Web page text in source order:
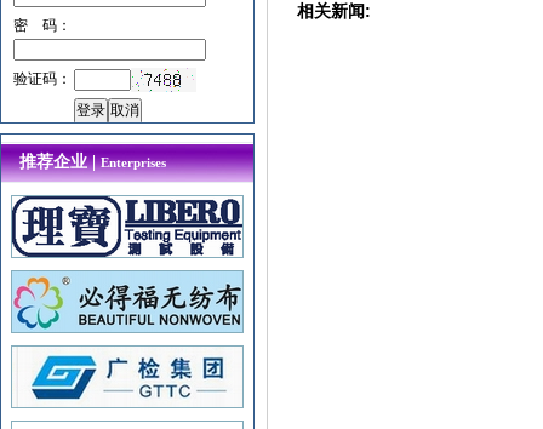
相关新闻:
密 码：
验证码：
推荐企业 |Enterprises